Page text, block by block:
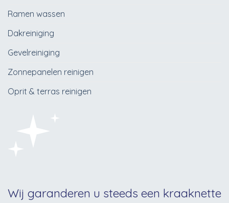
Ramen wassen
Dakreiniging
Gevelreiniging
Zonnepanelen reinigen
Oprit & terras reinigen
Wij garanderen u steeds een kraaknette